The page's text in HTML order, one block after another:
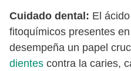
Cuidado dental: El
fitoquímicos presentes
desempeña un papel
dientes contra la caries,